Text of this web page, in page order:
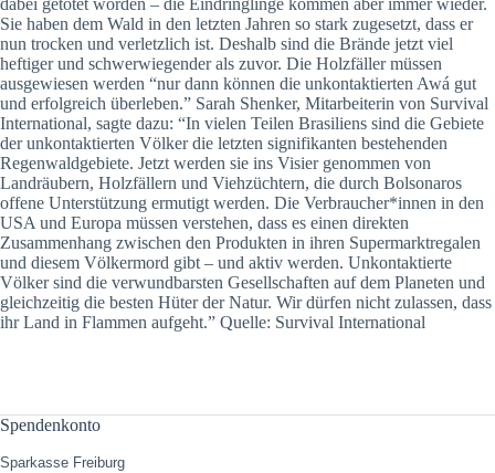
dabei getötet worden – die Eindringlinge kommen aber immer wieder.
Sie haben dem Wald in den letzten Jahren so stark zugesetzt, dass er
nun trocken und verletzlich ist. Deshalb sind die Brände jetzt viel
heftiger und schwerwiegender als zuvor. Die Holzfäller müssen
ausgewiesen werden “nur dann können die unkontaktierten Awá gut
und erfolgreich überleben.” Sarah Shenker, Mitarbeiterin von Survival
International, sagte dazu: “In vielen Teilen Brasiliens sind die Gebiete
der unkontaktierten Völker die letzten signifikanten bestehenden
Regenwaldgebiete. Jetzt werden sie ins Visier genommen von
Landräubern, Holzfällern und Viehzüchtern, die durch Bolsonaros
offene Unterstützung ermutigt werden. Die Verbraucher*innen in den
USA und Europa müssen verstehen, dass es einen direkten
Zusammenhang zwischen den Produkten in ihren Supermarktregalen
und diesem Völkermord gibt – und aktiv werden. Unkontaktierte
Völker sind die verwundbarsten Gesellschaften auf dem Planeten und
gleichzeitig die besten Hüter der Natur. Wir dürfen nicht zulassen, dass
ihr Land in Flammen aufgeht.” Quelle: Survival International
Spendenkonto
Sparkasse Freiburg